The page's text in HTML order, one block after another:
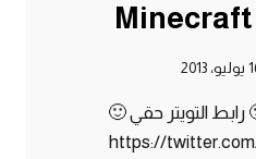
Minecraft
2013
التويتر حقي 🙂
https://